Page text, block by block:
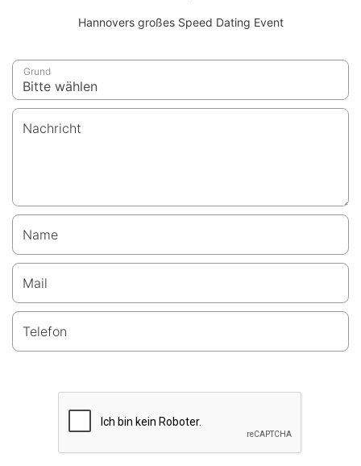
Hannovers großes Speed Dating Event
Grund
Nachricht
Name
Mail
Telefon